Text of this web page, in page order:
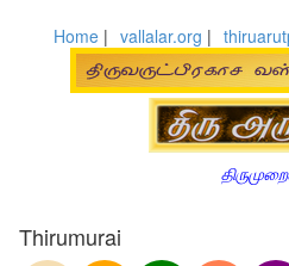
Home | vallalar.org |
Thirumurai